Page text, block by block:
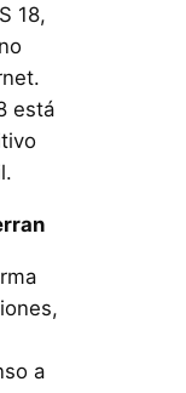
18,
está
a